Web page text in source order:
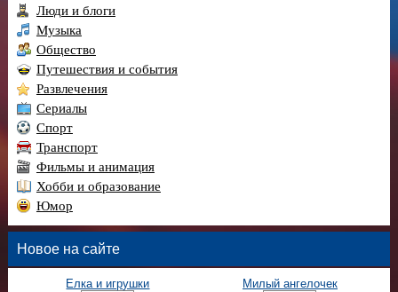
Люди и блоги
Музыка
Общество
Путешествия и события
Развлечения
Сериалы
Спорт
Транспорт
Фильмы и анимация
Хобби и образование
Юмор
Новое на сайте
Елка и игрушки Милый ангелочек